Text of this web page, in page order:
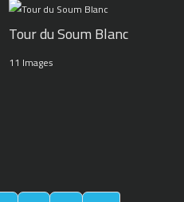
Tour du Soum Blanc
11 Images